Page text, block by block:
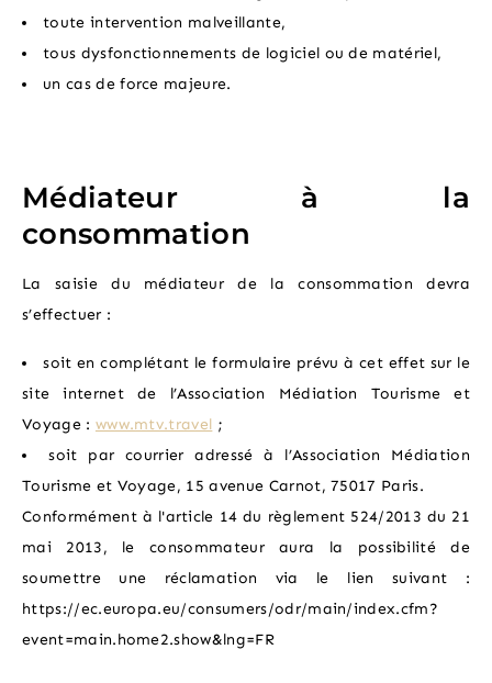
toute intervention malveillante,
tous dysfonctionnements de logiciel ou de matériel,
un cas de force majeure.
Médiateur à la
consommation
La saisie du médiateur de la consommation devra
s’effectuer :
soit en complétant le formulaire prévu à cet effet sur le
site internet de l’Association Médiation Tourisme et
Voyage : www.mtv.travel ;
soit par courrier adressé à l’Association Médiation
Tourisme et Voyage, 15 avenue Carnot, 75017 Paris.
Conformément à l'article 14 du règlement 524/2013 du 21
mai 2013, le consommateur aura la possibilité de
soumettre une réclamation via le lien suivant :
https://ec.europa.eu/consumers/odr/main/index.cfm?
event=main.home2.show&lng=FR